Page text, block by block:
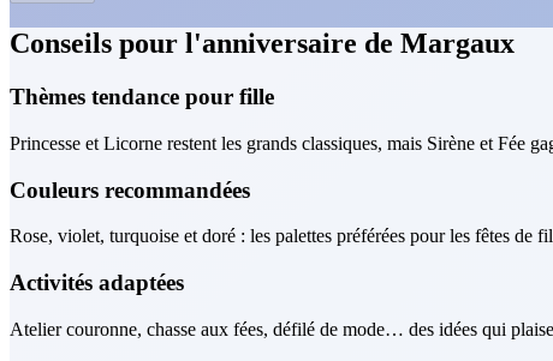
Conseils pour l'anniversaire de Margaux
Thèmes tendance pour fille
Princesse et Licorne restent les grands classiques, mais Sirène et Fée
Couleurs recommandées
Rose, violet, turquoise et doré : les palettes préférées pour les fêtes de
Activités adaptées
Atelier couronne, chasse aux fées, défilé de mode… des idées qui